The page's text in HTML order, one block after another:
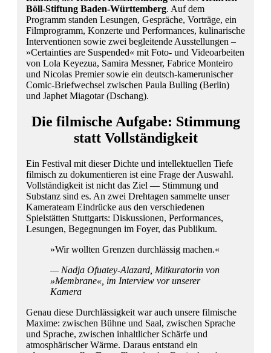
Böll-Stiftung Baden-Württemberg. Auf dem
Programm standen Lesungen, Gespräche, Vorträge, ein
Filmprogramm, Konzerte und Performances, kulinarische
Interventionen sowie zwei begleitende Ausstellungen –
»Certainties are Suspended« mit Foto- und Videoarbeiten
von Lola Keyezua, Samira Messner, Fabrice Monteiro
und Nicolas Premier sowie ein deutsch-kamerunischer
Comic-Briefwechsel zwischen Paula Bulling (Berlin)
und Japhet Miagotar (Dschang).
Die filmische Aufgabe: Stimmung
statt Vollständigkeit
Ein Festival mit dieser Dichte und intellektuellen Tiefe
filmisch zu dokumentieren ist eine Frage der Auswahl.
Vollständigkeit ist nicht das Ziel — Stimmung und
Substanz sind es. An zwei Drehtagen sammelte unser
Kamerateam Eindrücke aus den verschiedenen
Spielstätten Stuttgarts: Diskussionen, Performances,
Lesungen, Begegnungen im Foyer, das Publikum.
»Wir wollten Grenzen durchlässig machen.«
— Nadja Ofuatey-Alazard, Mitkuratorin von
»Membrane«, im Interview vor unserer
Kamera
Genau diese Durchlässigkeit war auch unsere filmische
Maxime: zwischen Bühne und Saal, zwischen Sprache
und Sprache, zwischen inhaltlicher Schärfe und
atmosphärischer Wärme. Daraus entstand ein